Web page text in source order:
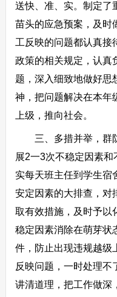
送快、准、实。制定了
苗头的应急预案，及时
工反映的问题都认真接
政策的相关规定，认真
题，深入细致地做好思
神，把问题解决在本年
上级，推向社会。
三、多措并举，群
展2一3次不稳定因素
实每天班主任到学生宿
安定因素的大排查，对
取有效措施，及时予以
稳定因素消除在萌芽状
件，防止出现违规越级
反映问题，一时处理不
讲清道理，把工作做深